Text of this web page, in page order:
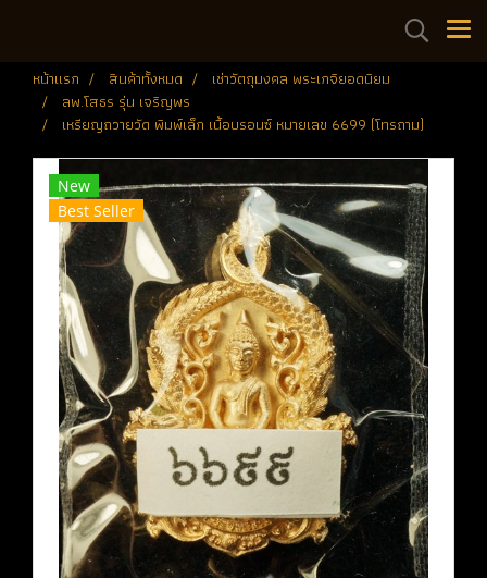
หน้าแรก สินค้าทั้งหมด
เช่าวัตถุมงคล พระเกจิยอดนิยม
ลพ.โสธร รุ่น เจริญพร
เหรียญถวายวัด พิมพ์เล็ก เนื้อบรอนซ์ หมายเลข 6699 (โทรถาม)
New
Best Seller